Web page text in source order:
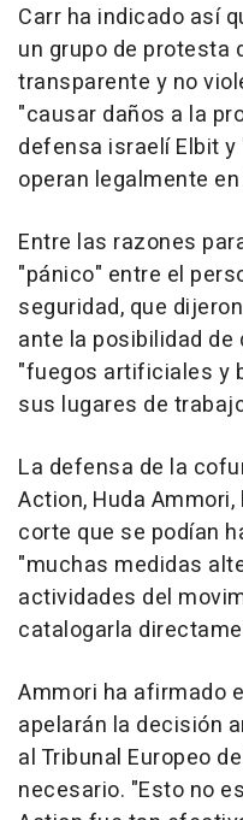
Carr ha indicado así
un grupo de protesta
transparente y no
"causar daños a la
defensa israelí Elbit
operan legalmente en
Entre las razones
"pánico" entre el
seguridad, que
ante la posibilidad
"fuegos artificiales y
sus lugares de
La defensa de la
Action, Huda
corte que se podían
"muchas medidas
actividades del
catalogarla
Ammori ha afirmado
apelarán la decisión
al Tribunal Europeo
necesario. "Esto no